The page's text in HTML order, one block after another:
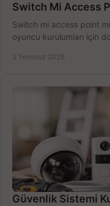
Switch Mi Access
Switch mi access point
oyuncu kurulumları için
2 Temmuz 2026
Güvenlik Sistemi